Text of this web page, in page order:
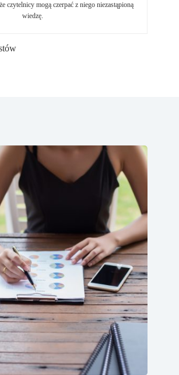
czytelnicy mogą czerpać z niego niezastąpioną
wiedzę.